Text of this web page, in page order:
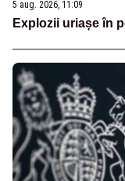
5 aug. 2026, 11:09
Explozii uriașe în